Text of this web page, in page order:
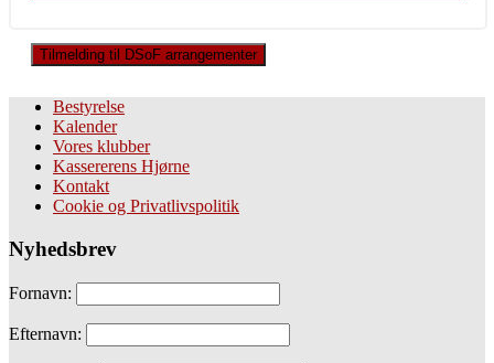
Tilmelding til DSoF arrangementer
Bestyrelse
Kalender
Vores klubber
Kassererens Hjørne
Kontakt
Cookie og Privatlivspolitik
Nyhedsbrev
Fornavn:
Efternavn: